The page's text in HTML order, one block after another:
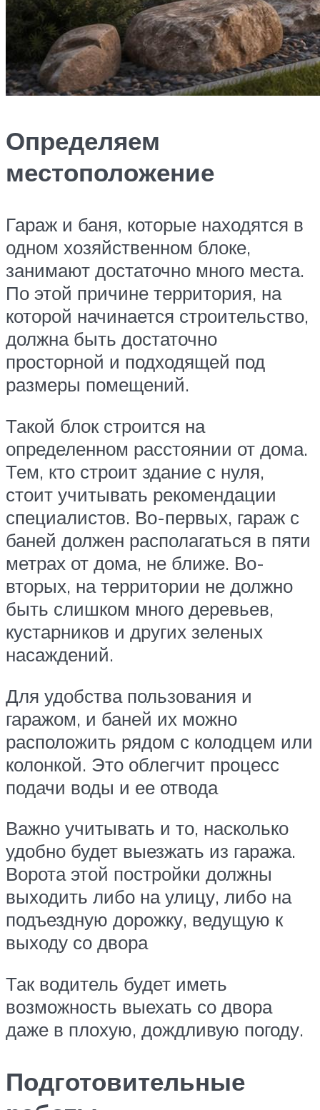
Определяем
местоположение
Гараж и баня, которые находятся в
одном хозяйственном блоке,
занимают достаточно много места.
По этой причине территория, на
которой начинается строительство,
должна быть достаточно
просторной и подходящей под
размеры помещений.
Такой блок строится на
определенном расстоянии от дома.
Тем, кто строит здание с нуля,
стоит учитывать рекомендации
специалистов. Во-первых, гараж с
баней должен располагаться в пяти
метрах от дома, не ближе. Во-
вторых, на территории не должно
быть слишком много деревьев,
кустарников и других зеленых
насаждений.
Для удобства пользования и
гаражом, и баней их можно
расположить рядом с колодцем или
колонкой. Это облегчит процесс
подачи воды и ее отвода
Важно учитывать и то, насколько
удобно будет выезжать из гаража.
Ворота этой постройки должны
выходить либо на улицу, либо на
подъездную дорожку, ведущую к
выходу со двора
Так водитель будет иметь
возможность выехать со двора
даже в плохую, дождливую погоду.
Подготовительные